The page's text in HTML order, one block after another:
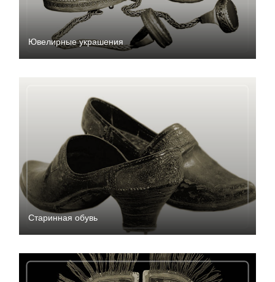
Ювелирные украшения
Старинная обувь